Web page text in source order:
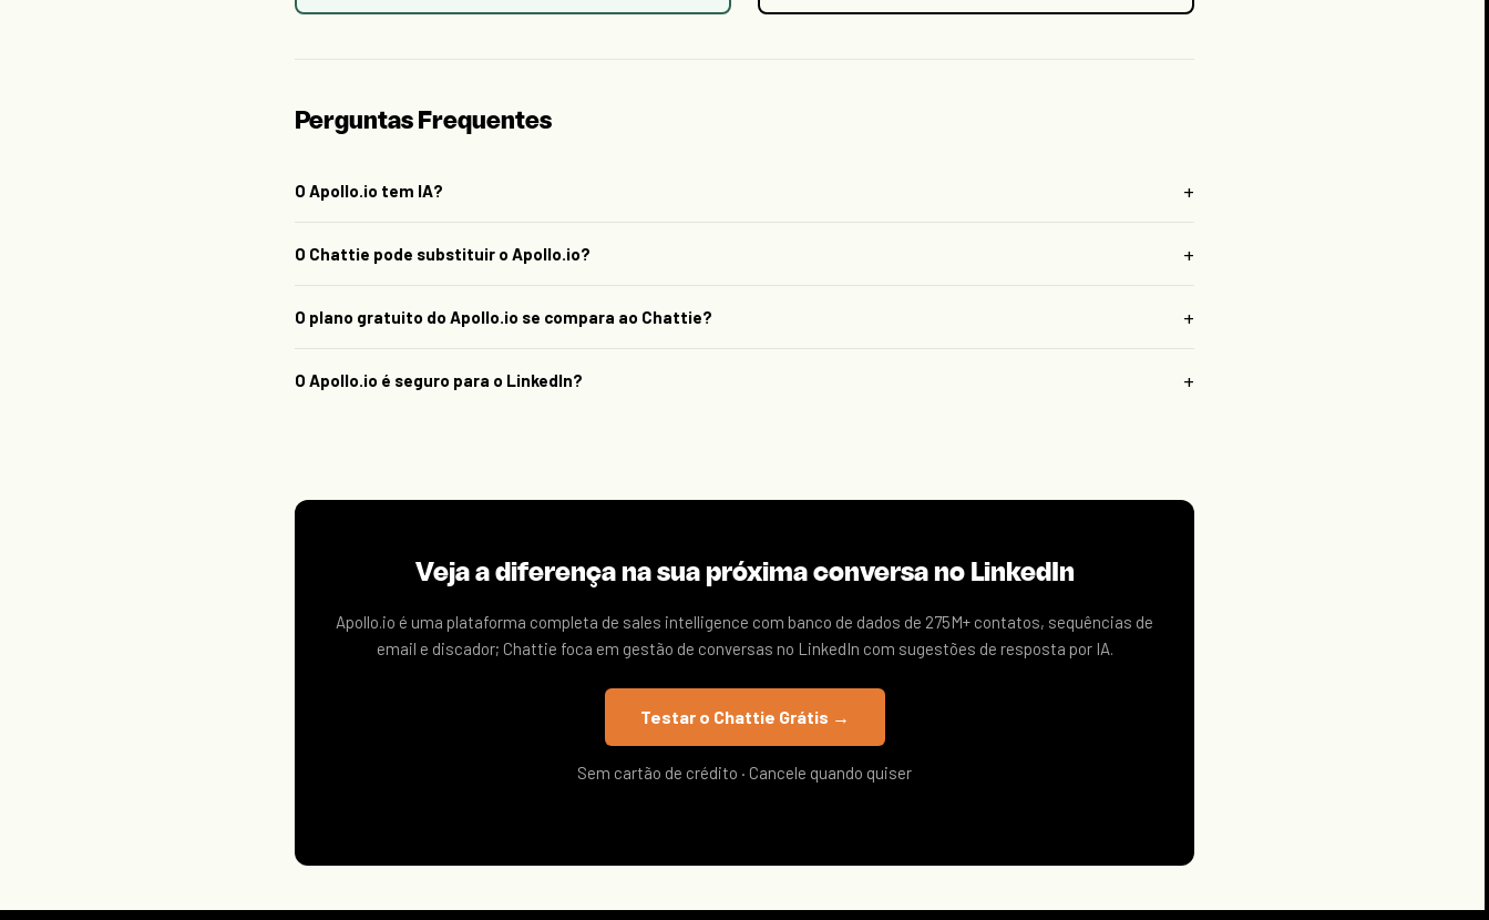
Perguntas Frequentes
O Apollo.io tem IA? +
O Chattie pode substituir o Apollo.io? +
O plano gratuito do Apollo.io se compara ao Chattie? +
O Apollo.io é seguro para o LinkedIn? +
Veja a diferença na sua próxima conversa no LinkedIn
Apollo.io é uma plataforma completa de sales intelligence com banco de dados de 275M+ contatos, sequências de
email e discador; Chattie foca em gestão de conversas no LinkedIn com sugestões de resposta por IA.
Testar o Chattie Grátis →
Sem cartão de crédito · Cancele quando quiser